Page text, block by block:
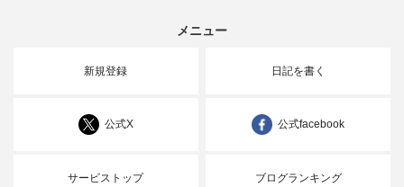
メニュー
新規登録 日記を書く
公式X 公式facebook
サービストップ ブログランキング